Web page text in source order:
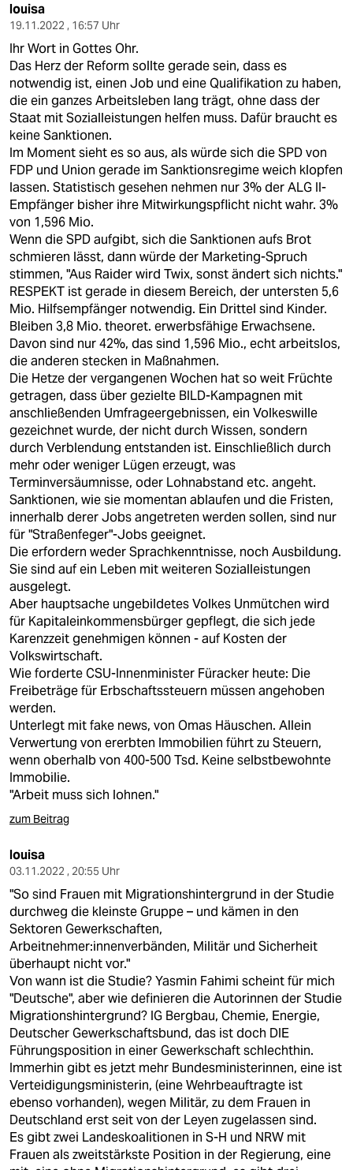
louisa
19.11.2022 , 16:57 Uhr
Ihr Wort in Gottes Ohr.
Das Herz der Reform sollte gerade sein, dass es
notwendig ist, einen Job und eine Qualifikation zu haben,
die ein ganzes Arbeitsleben lang trägt, ohne dass der
Staat mit Sozialleistungen helfen muss. Dafür braucht es
keine Sanktionen.
Im Moment sieht es so aus, als würde sich die SPD von
FDP und Union gerade im Sanktionsregime weich klopfen
lassen. Statistisch gesehen nehmen nur 3% der ALG II-
Empfänger bisher ihre Mitwirkungspflicht nicht wahr. 3%
von 1,596 Mio.
Wenn die SPD aufgibt, sich die Sanktionen aufs Brot
schmieren lässt, dann würde der Marketing-Spruch
stimmen, "Aus Raider wird Twix, sonst ändert sich nichts."
RESPEKT ist gerade in diesem Bereich, der untersten 5,6
Mio. Hilfsempfänger notwendig. Ein Drittel sind Kinder.
Bleiben 3,8 Mio. theoret. erwerbsfähige Erwachsene.
Davon sind nur 42%, das sind 1,596 Mio., echt arbeitslos,
die anderen stecken in Maßnahmen.
Die Hetze der vergangenen Wochen hat so weit Früchte
getragen, dass über gezielte BILD-Kampagnen mit
anschließenden Umfrageergebnissen, ein Volkeswille
gezeichnet wurde, der nicht durch Wissen, sondern
durch Verblendung entstanden ist. Einschließlich durch
mehr oder weniger Lügen erzeugt, was
Terminversäumnisse, oder Lohnabstand etc. angeht.
Sanktionen, wie sie momentan ablaufen und die Fristen,
innerhalb derer Jobs angetreten werden sollen, sind nur
für "Straßenfeger"-Jobs geeignet.
Die erfordern weder Sprachkenntnisse, noch Ausbildung.
Sie sind auf ein Leben mit weiteren Sozialleistungen
ausgelegt.
Aber hauptsache ungebildetes Volkes Unmütchen wird
für Kapitaleinkommensbürger gepflegt, die sich jede
Karenzzeit genehmigen können - auf Kosten der
Volkswirtschaft.
Wie forderte CSU-Innenminister Füracker heute: Die
Freibeträge für Erbschaftssteuern müssen angehoben
werden.
Unterlegt mit fake news, von Omas Häuschen. Allein
Verwertung von ererbten Immobilien führt zu Steuern,
wenn oberhalb von 400-500 Tsd. Keine selbstbewohnte
Immobilie.
"Arbeit muss sich lohnen."
zum Beitrag
louisa
03.11.2022 , 20:55 Uhr
"So sind Frauen mit Migrationshintergrund in der Studie
durchweg die kleinste Gruppe – und kämen in den
Sektoren Gewerkschaften,
Arbeitnehmer:innenverbänden, Militär und Sicherheit
überhaupt nicht vor."
Von wann ist die Studie? Yasmin Fahimi scheint für mich
"Deutsche", aber wie definieren die Autorinnen der Studie
Migrationshintergrund? IG Bergbau, Chemie, Energie,
Deutscher Gewerkschaftsbund, das ist doch DIE
Führungsposition in einer Gewerkschaft schlechthin.
Immerhin gibt es jetzt mehr Bundesministerinnen, eine ist
Verteidigungsministerin, (eine Wehrbeauftragte ist
ebenso vorhanden), wegen Militär, zu dem Frauen in
Deutschland erst seit von der Leyen zugelassen sind.
Es gibt zwei Landeskoalitionen in S-H und NRW mit
Frauen als zweitstärkste Position in der Regierung, eine